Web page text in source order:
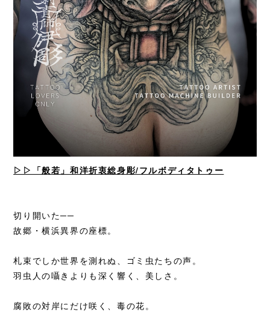
▷▷「般若」和洋折衷総身彫/フルボディタトゥー
切り開いた──
故郷・横浜異界の座標。
札束でしか世界を測れぬ、
ゴミ虫たちの声。
羽虫人の囁きよりも深く響く、美しさ。
腐敗の対岸にだけ咲く、 毒の花。